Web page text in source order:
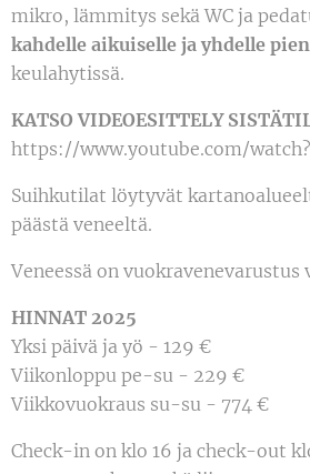
mikro, lämmitys sekä WC ja
kahdelle aikuiselle ja yhdelle
keulahytissä.
KATSO VIDEOESITTELY
https://www.youtube.com/
Suihkutilat löytyvät
päästä veneeltä.
Veneessä on vuokravenevarustus
HINNAT 2025
Yksi päivä ja yö - 129 €
Viikonloppu pe-su - 229 €
Viikkovuokraus su-su - 774 €
Check-in on klo 16 ja check-out